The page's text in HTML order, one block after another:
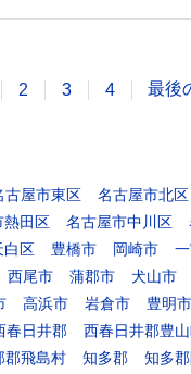
2 3 4 最後
古屋市東区 名古屋市北区
熱田区 名古屋市中川区
白区 豊橋市 岡崎市
西尾市 蒲郡市 犬山市
高浜市 岩倉市 豊明市
春日井郡 西春日井郡豊
郡飛島村 知多郡 知多